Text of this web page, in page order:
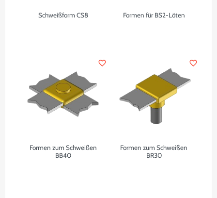
Schweißform CS8 Formen für BS2-Löten
Formen zum Schweißen
BB40
favorite_border
Formen zum Schweißen
BR30
favorite_border